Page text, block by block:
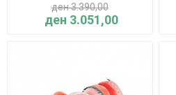
ден 3.390,00
ден 3.051,00